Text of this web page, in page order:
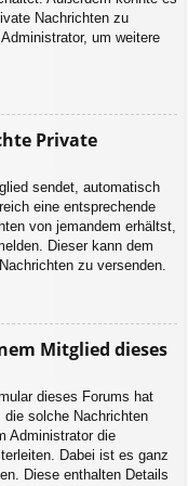
Nachrichten zu
um weitere
Private
sendet, automatisch
eine entsprechende
von jemandem erhältst,
Dieser kann dem
zu versenden.
Mitglied dieses
dieses Forums hat
die solche Nachrichten
Administrator die
Dabei ist es ganz
Diese enthalten Details